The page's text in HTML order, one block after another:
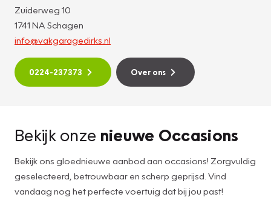
Zuiderweg 10
1741 NA Schagen
info@vakgaragedirks.nl
0224-237373 Over ons
Bekijk onze nieuwe Occasions
Bekijk ons gloednieuwe aanbod aan occasions! Zorgvuldig
geselecteerd, betrouwbaar en scherp geprijsd. Vind
vandaag nog het perfecte voertuig dat bij jou past!